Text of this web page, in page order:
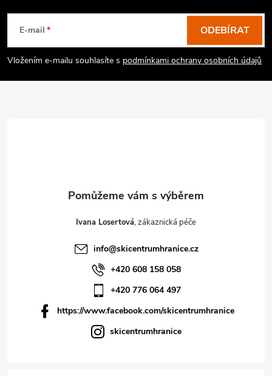
E-mail
Vložením e-mailu souhlasíte s podmínkami ochrany osobních údajů
ODEBÍRAT
Ivana Losertová
info@skicentrumhranice.cz
+420 608 158 058
+420 776 064 497
https://www.facebook.com/skicentrumhranice
skicentrumhranice